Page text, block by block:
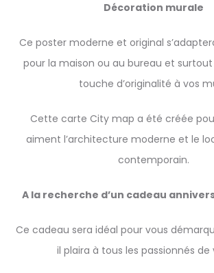
Décoration murale
Ce poster moderne et original
pour la maison ou au bureau et
touche d’originalité à vos
Cette carte City map a été créée
aiment l’architecture moderne et le
contemporain.
A la recherche d’un cadeau
Ce cadeau sera idéal pour vous
il plaira à tous les passionnés de